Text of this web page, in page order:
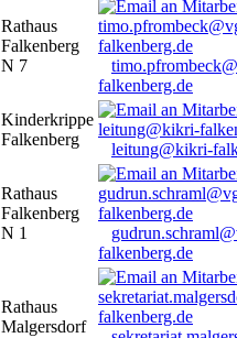
Rathaus
Falkenberg
N 7
falkenberg.de
Kinderkrippe
Falkenberg
leitung@kikri-
Rathaus
Falkenberg
N 1
falkenberg.de
Rathaus
Malgersdorf